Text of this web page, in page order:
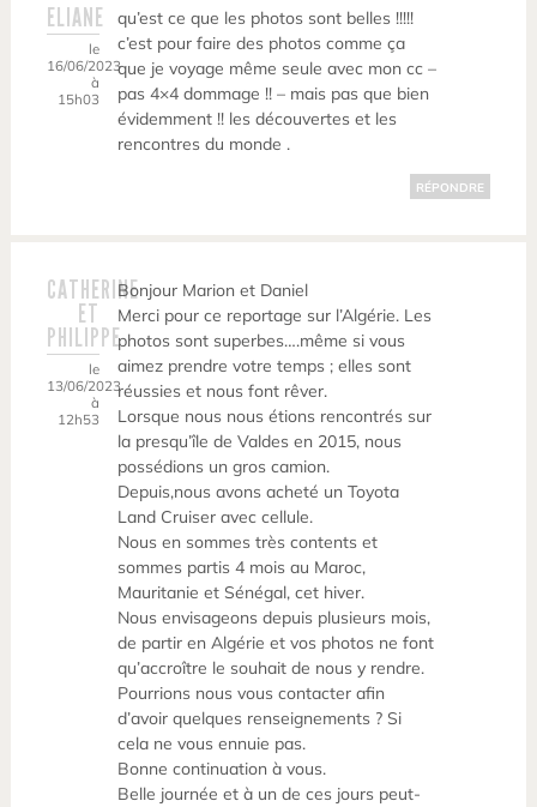
ELIANE
le
16/06/2023
à
15h03
qu’est ce que les photos sont belles !!!!!
c’est pour faire des photos comme ça
que je voyage même seule avec mon cc –
pas 4×4 dommage !! – mais pas que bien
évidemment !! les découvertes et les
rencontres du monde .
RÉPONDRE
CATHERINE
ET
PHILIPPE
le
13/06/2023
à
12h53
Bonjour Marion et Daniel
Merci pour ce reportage sur l’Algérie. Les
photos sont superbes….même si vous
aimez prendre votre temps ; elles sont
réussies et nous font rêver.
Lorsque nous nous étions rencontrés sur
la presqu’île de Valdes en 2015, nous
possédions un gros camion.
Depuis,nous avons acheté un Toyota
Land Cruiser avec cellule.
Nous en sommes très contents et
sommes partis 4 mois au Maroc,
Mauritanie et Sénégal, cet hiver.
Nous envisageons depuis plusieurs mois,
de partir en Algérie et vos photos ne font
qu’accroître le souhait de nous y rendre.
Pourrions nous vous contacter afin
d’avoir quelques renseignements ? Si
cela ne vous ennuie pas.
Bonne continuation à vous.
Belle journée et à un de ces jours peut-